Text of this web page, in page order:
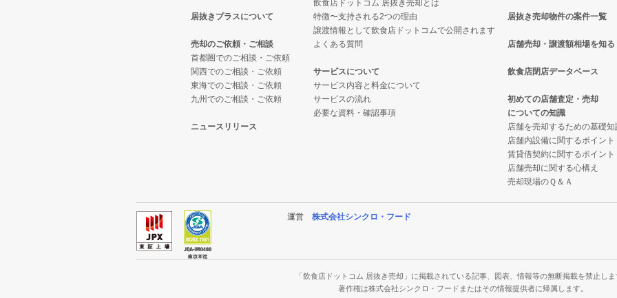
東京23区の寿司の居抜き売却物件の案件一覧
東京23区の焼肉の居抜き売却物件の案件一覧
東京23区の鉄板焼き・お好み焼の居抜き売却物件の案件一覧
東京23区のアジア料理の居抜き売却物件の案件一覧
東京23区のお弁当・惣菜・デリの居抜き売却物件の案件一覧
東京23区のカラオケ・パブ・スナックの居抜き売却物件の案件一覧
東京23区のバーの居抜き売却物件の案件一覧
中央区のそば・うどんの居抜き売却物件の案件一覧
中央区の寿司の居抜き売却物件の案件一覧
中央区の焼肉の居抜き売却物件の案件一覧
中央区の鉄板焼き・お好み焼の居抜き売却物件の案件一覧
中央区のお弁当・惣菜・デリの居抜き売却物件の案件一覧
中央区のカラオケ・パブ・スナックの居抜き売却物件の案件一覧
中央区のバーの居抜き売却物件の案件一覧
人形町駅の中華の居抜き売却物件の案件一覧
人形町駅のそば・うどんの居抜き売却物件の案件一覧
人形町駅の焼肉の居抜き売却物件の案件一覧
人形町駅の鉄板焼き・お好み焼の居抜き売却物件の案件一覧
人形町駅の居酒屋・ダイニングバーの居抜き売却物件の案件一覧
人形町駅の専門料理の居抜き売却物件の案件一覧
人形町駅の和食の居抜き売却物件の案件一覧
人形町駅の1階の飲食店の居抜き売却物件の案件一覧
東京23区の1階のアジア料理の居抜き売却物件の案件一覧
東京23区の10坪以下の飲食店の居抜き売却物件の案件一覧
中央区の10坪以下の飲食店の居抜き売却物件の案件一覧
東京23区の20坪以下の飲食店の居抜き売却物件の案件一覧
中央区の20坪以下の飲食店の居抜き売却物件の案件一覧
人形町駅の20坪以下の飲食店の居抜き売却物件の案件一覧
居抜きプラスについて
売却のご依頼・ご相談
首都圏でのご相談・ご依頼
関西でのご相談・ご依頼
東海でのご相談・ご依頼
九州でのご相談・ご依頼
ニュースリリース
飲食店ドットコム 居抜き売却とは
特徴〜支持される2つの理由
譲渡情報として飲食店ドットコムで公開されます
よくある質問
サービスについて
サービス内容と料金について
サービスの流れ
必要な資料・確認事項
居抜き売却物件の案件一覧
店舗売却・譲渡額相場を知る
飲食店閉店データベース
初めての店舗査定・売却
についての知識
店舗を売却するための基礎知
店舗内設備に関するポイント
賃貸借契約に関するポイント
店舗売却に関する心構え
売却現場のＱ＆Ａ
運営 株式会社シンクロ・フード
「飲食店ドットコム 居抜き売却」に掲載されている記事、図表、情報等の無断掲載を禁止しま
著作権は株式会社シンクロ・フードまたはその情報提供者に帰属します。